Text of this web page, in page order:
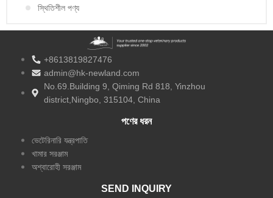
স্থিতিশীল পণ্য
+8613819827476
admin@hk-newland.com
No.69.Building 9, Qiming Rd 818, Yinzhou
district,Ningbo, 315104, China
পণের ধরন
ভেটেরিনারি যন্ত্রপাতি
খামার সরঞ্জাম
অশ্বারোহী সরঞ্জাম
SEND INQUIRY